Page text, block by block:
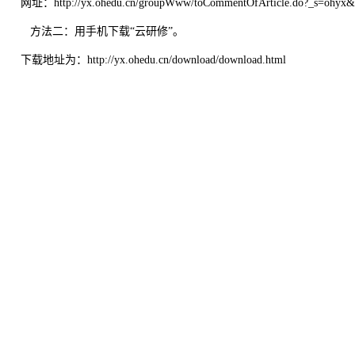
网址： http://yx.ohedu.cn/groupWww/
方法二：用手机下载“云研修”。
下载地址为： http://yx.ohedu.cn/download/download.html